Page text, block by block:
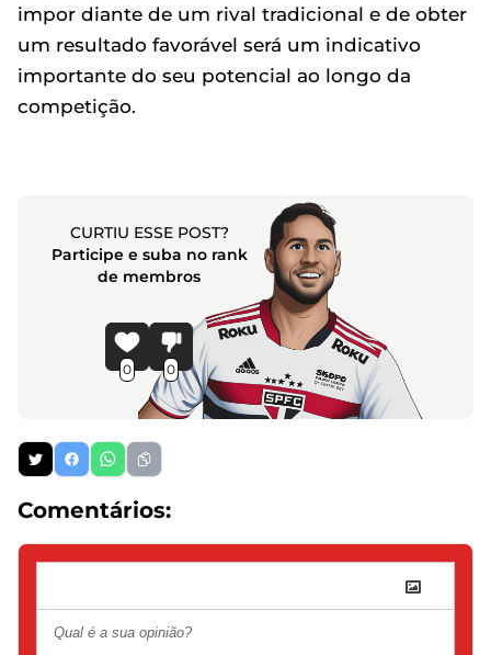
impor diante de um rival tradicional e de obter
um resultado favorável será um indicativo
importante do seu potencial ao longo da
competição.
CURTIU ESSE POST?
Participe e suba no rank
de membros
0 0
Comentários: